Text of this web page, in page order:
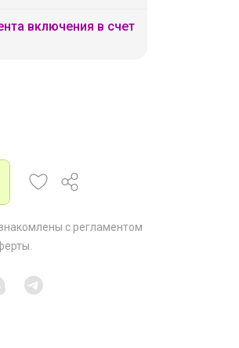
включения в счет
с регламентом